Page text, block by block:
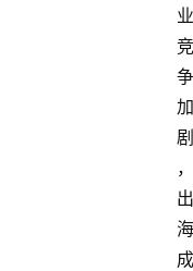
业
竞
争
加
剧
，
出
海
成